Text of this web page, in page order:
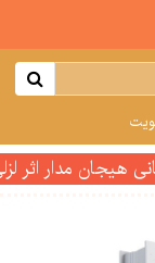
مدار اثر لزلی